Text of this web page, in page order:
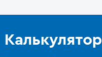
Калькулятор